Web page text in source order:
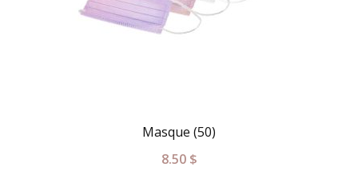
Masque (50)
8.50 $